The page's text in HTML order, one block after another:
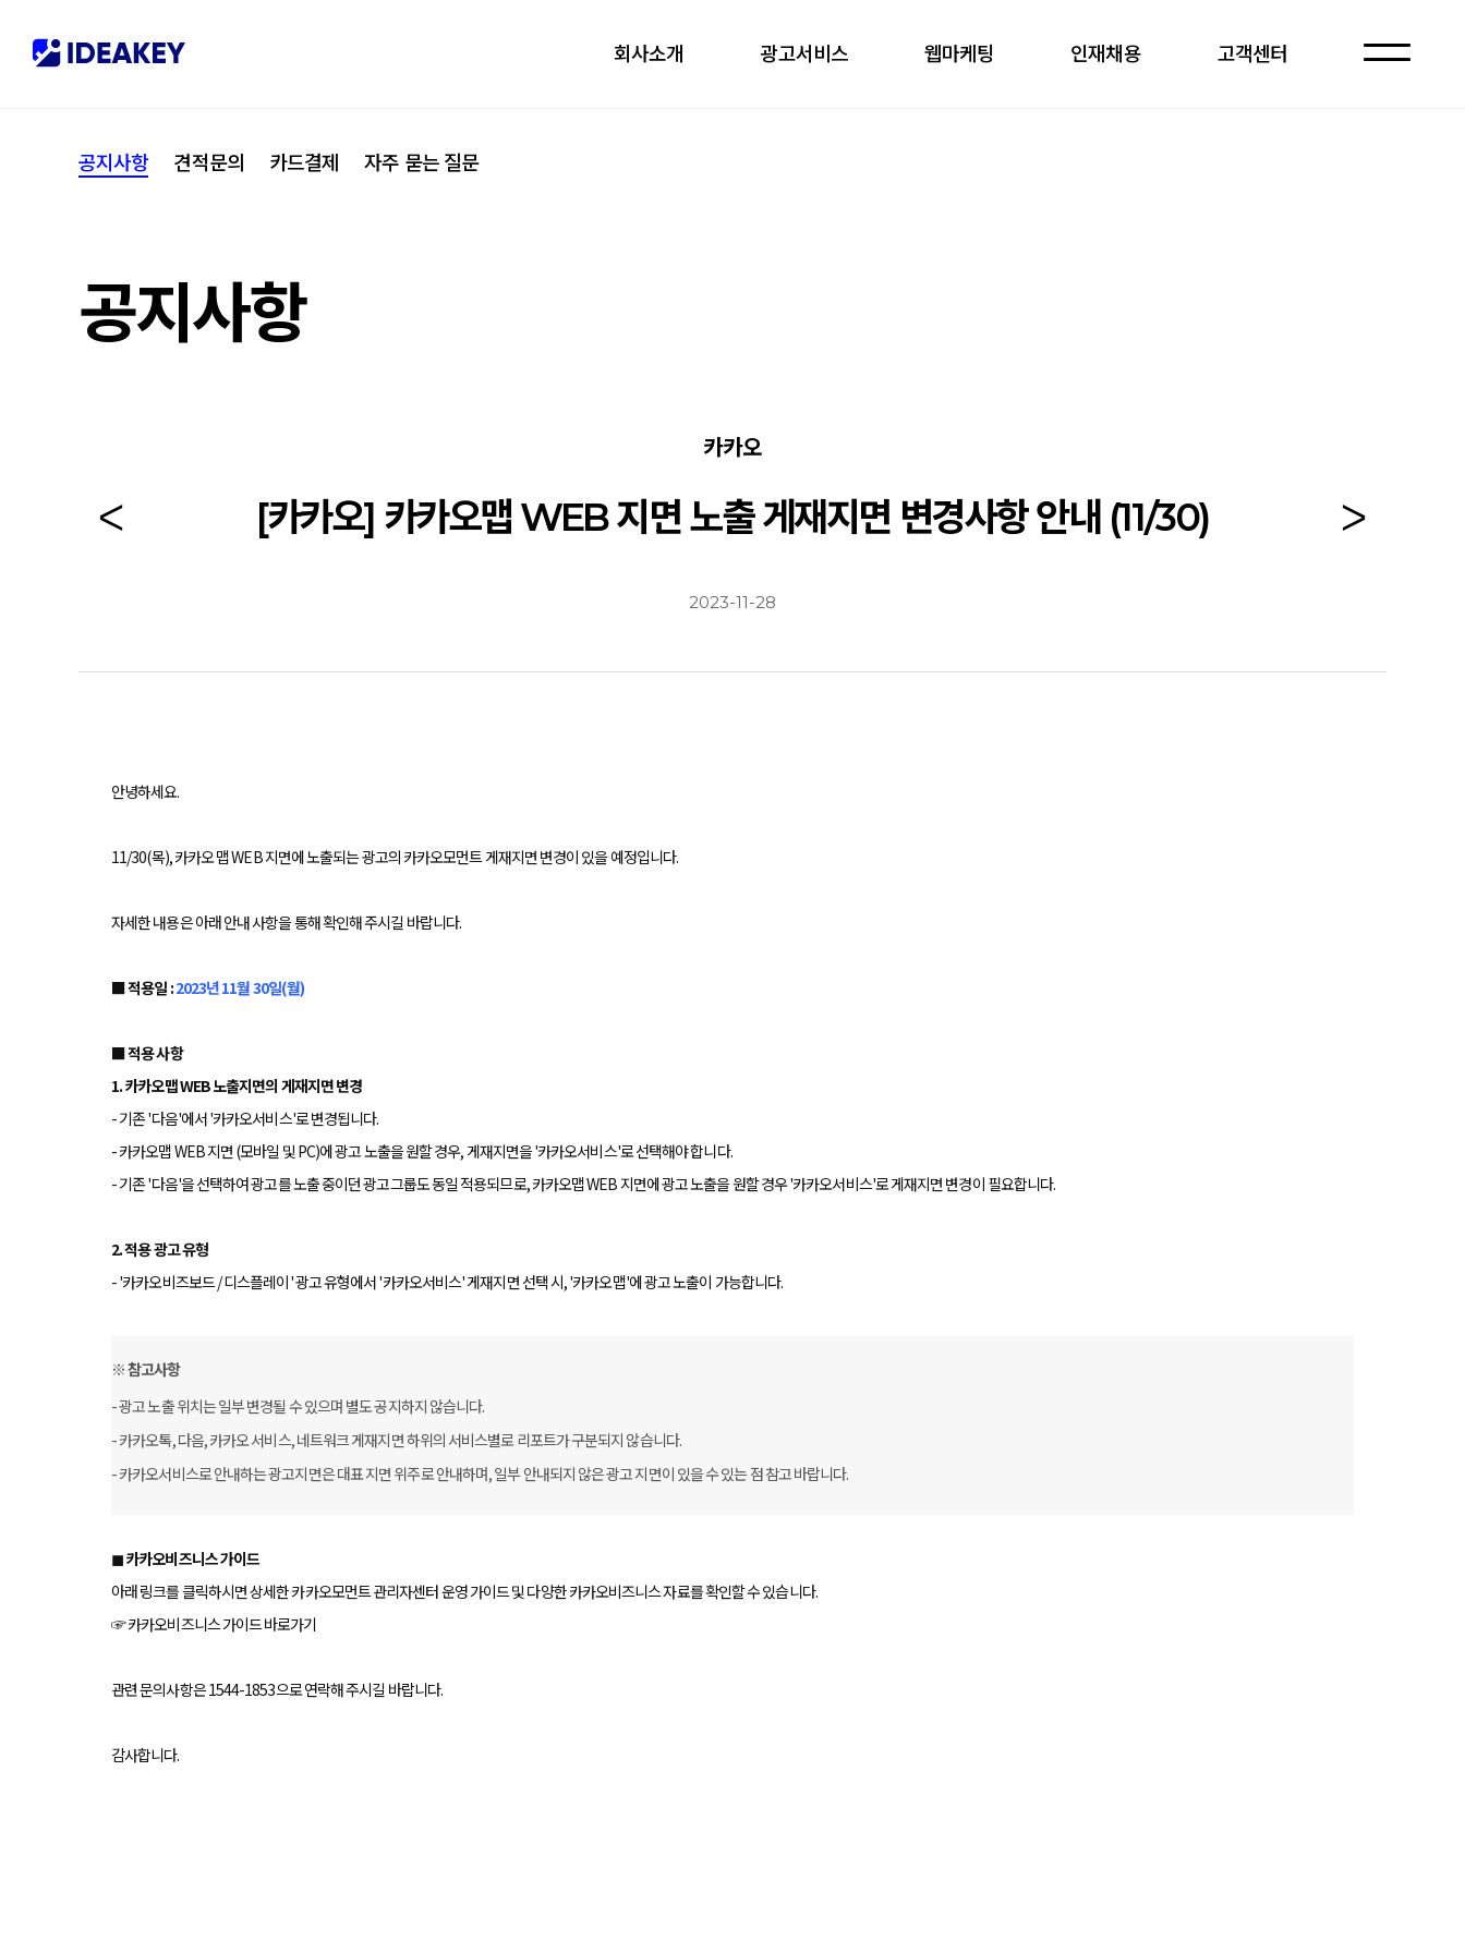
자주 묻는 질문
회사소개 광고서비스 웹마케팅 인재채용 고객센터
공지사항 견적문의 카드결제 자주 묻는 질문
공지사항
카카오
[카카오] 카카오맵 WEB 지면 노출 게재지면 변경사항 안내 (11/30)
2023-11-28
안녕하세요.
11/30(목), 카카오 맵 WEB 지면에 노출되는 광고의 카카오모먼트 게재지면 변경이 있을 예정입니다.
자세한 내용은 아래 안내 사항을 통해 확인해 주시길 바랍니다.
■ 적용일 :2023년 11월 30일(월)
■ 적용 사항
1. 카카오맵 WEB 노출지면의 게재지면 변경
- 기존 '다음'에서 '카카오서비스'로 변경됩니다.
- 카카오맵 WEB 지면 (모바일 및 PC)에 광고 노출을 원할 경우, 게재지면을 '카카오서비스'로 선택해야 합니다.
- 기존 '다음'을 선택하여 광고를 노출 중이던 광고그룹도 동일 적용되므로, 카카오맵 WEB 지면에 광고 노출을 원할 경우 '카카오서비스'로 게재지면 변경이 필요합니다.
2. 적용 광고 유형
- '카카오비즈보드 / 디스플레이' 광고 유형에서 '카카오서비스' 게재지면 선택 시, '카카오맵'에 광고 노출이 가능합니다.
※ 참고사항
- 광고 노출 위치는 일부 변경될 수 있으며 별도 공지하지 않습니다.
- 카카오톡, 다음, 카카오 서비스, 네트워크 게재지면 하위의 서비스별로 리포트가 구분되지 않습니다.
- 카카오서비스로 안내하는 광고지면은 대표 지면 위주로 안내하며, 일부 안내되지 않은 광고 지면이 있을 수 있는 점 참고 바랍니다.
◼︎ 카카오비즈니스 가이드
아래 링크를 클릭하시면 상세한 카카오모먼트 관리자센터 운영 가이드 및 다양한 카카오비즈니스 자료를 확인할 수 있습니다.
☞ 카카오비즈니스 가이드 바로가기
관련 문의사항은 1544-1853으로 연락해 주시길 바랍니다.
감사합니다.